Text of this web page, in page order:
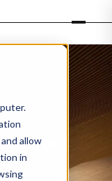
allow
in